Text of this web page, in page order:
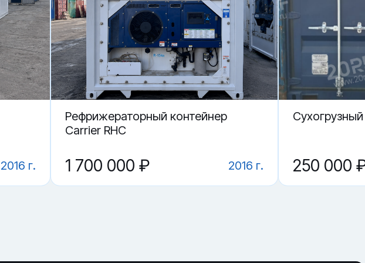
2016 г.
Рефрижераторный контейнер
Carrier RHC
1 700 000 ₽ 2016 г. 250 000